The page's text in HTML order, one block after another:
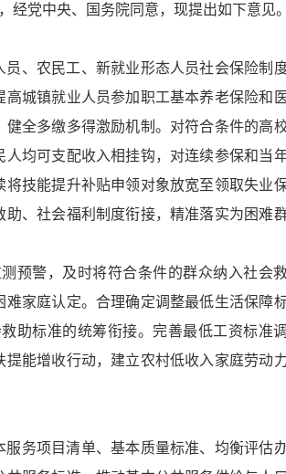
党中央、国务院同意，现提出如下意见。
、农民工、新就业形态人员社会保险制
城镇就业人员参加职工基本养老保险和
全多缴多得激励机制。对符合条件的高
均可支配收入相挂钩，对连续参保和当
技能提升补贴申领对象放宽至领取失业
、社会福利制度衔接，精准落实为困难
预警，及时将符合条件的群众纳入社会
家庭认定。合理确定调整最低生活保障标
助标准的统筹衔接。完善最低工资标准
能增收行动，建立农村低收入家庭劳动
务项目清单、基本质量标准、均衡评估办